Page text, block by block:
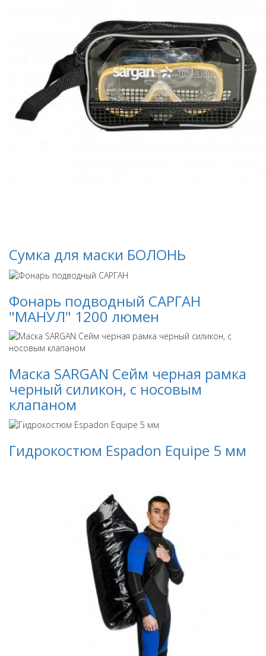
Сумка для маски БОЛОНЬ
Фонарь подводный САРГАН
"МАНУЛ" 1200 люмен
Маска SARGAN Сейм черная рамка
черный силикон, с носовым
клапаном
Гидрокостюм Espadon Equipe 5 мм